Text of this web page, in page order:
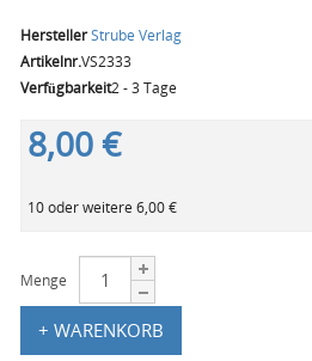
HerstellerStrube Verlag
Artikelnr.VS2333
Verfügbarkeit2 - 3 Tage
8,00 €
10 oder weitere 6,00 €
Menge
+ WARENKORB